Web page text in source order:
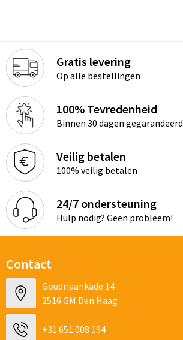
Gratis levering
Op alle bestellingen
100% Tevredenheid
Binnen 30 dagen gegarandeerd
Veilig betalen
100% veilig betalen
24/7 ondersteuning
Hulp nodig? Geen probleem!
Contact
Goudriaankade 14
2516 GM Den Haag
+31 651 008 194